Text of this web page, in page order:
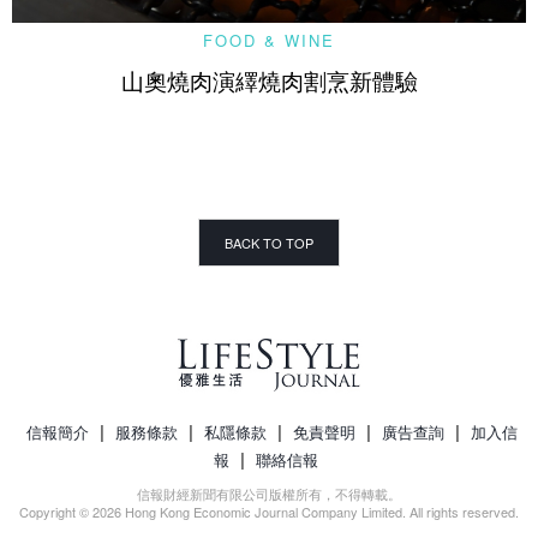
FOOD & WINE
山奧燒肉演繹燒肉割烹新體驗
BACK TO TOP
信報簡介 | 服務條款 | 私隱條款 | 免責聲明 | 廣告查詢 | 加入信
報 | 聯絡信報
信報財經新聞有限公司版權所有，不得轉載。
Copyright © 2026 Hong Kong Economic Journal Company Limited. All rights reserved.